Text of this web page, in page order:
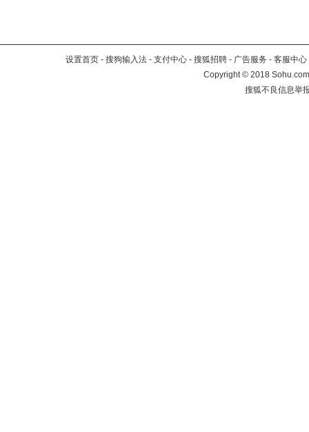
设置首页 - 搜狗输入法 - 支付中心 - 搜狐招聘 - 广告服务 - 客服中心
Copyright©2018
搜狐不良信息举